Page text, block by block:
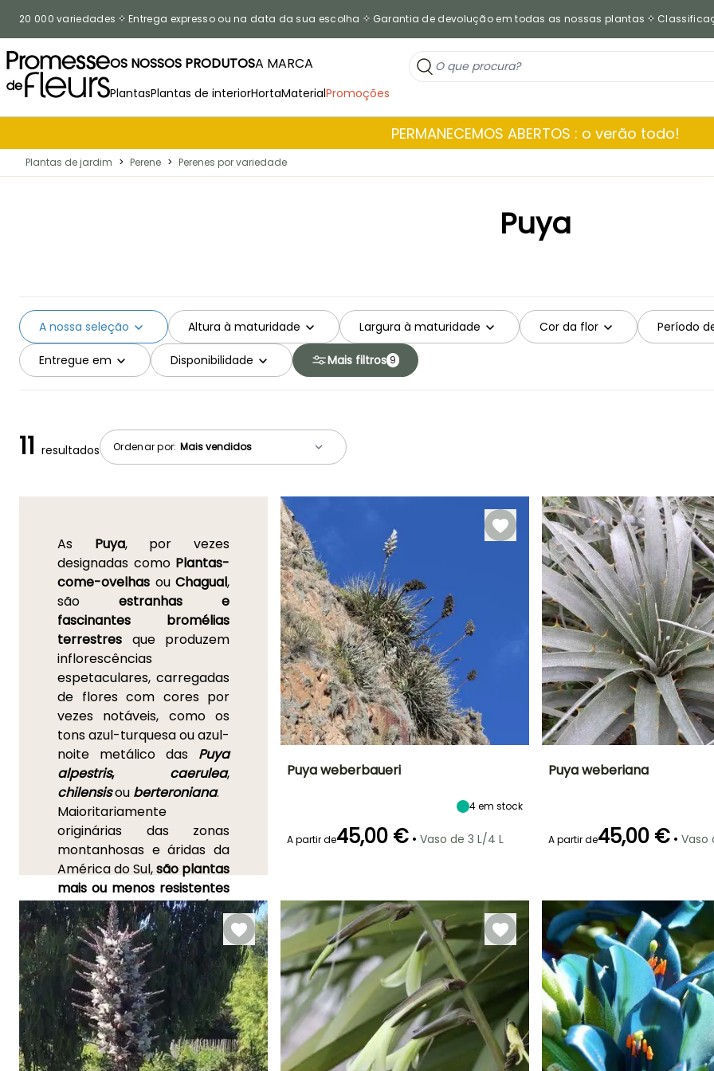
20 000 variedades Entrega expresso ou na data da sua escolha Garantia de devolução em todas as nossas plantas
OS NOSSOS PRODUTOSA MARCA
PlantasPlantas de interiorHortaMaterialPromoções
PERMANECEMOS ABERTOS : o verão todo!
Plantas de jardim > Perene > Perenes por variedade
Puya
Altura à maturidade Largura à maturidade Cor da flor Período
Entregue em
A nossa seleção
Disponibilidade Mais filtros 9
Ordenar por:
11 resultados
As Puya, por vezes
designadas como Plantas-
come-ovelhas ou Chagual,
são estranhas e
fascinantes bromélias
terrestres que produzem
inflorescências
espetaculares, carregadas
de flores com cores por
vezes notáveis, como os
tons azul-turquesa ou azul-
noite metálico das Puya
alpestris, caerulea,
chilensisou berteroniana.
Maioritariamente
originárias das zonas
montanhosas e áridas da
América do Sul,são plantas
mais ou menos resistentes
ao frio em solo seco (até
-10°C para as mais
rústicas). Formam rosetas
de folhas coriáceas,
frequentemente muito
espinhosas nas margens,
que podem atingir,
consoante a variedade,
entre 20 cm e 2 m de
Exposição
Sol, Semi-
Maio à Junho
plantação
Abril à Maio
Até -4°C
Puya weberbaueri
4em stock
A partir de45,00 € • Vaso de 3 L/4 L
Junho à Julho
plantação
Março à Junho
Puya weberiana
A partir de45,00 € • Vaso